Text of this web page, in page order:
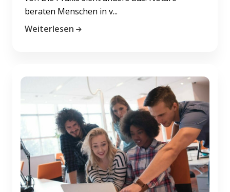
beraten Menschen in v...
Weiterlesen